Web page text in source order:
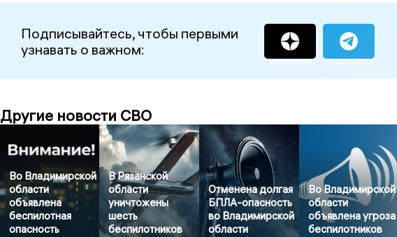
Подписывайтесь, чтобы первыми
узнавать о важном:
Другие новости СВО
Во Владимирской
области
объявлена
беспилотная
опасность
В Рязанской
области
уничтожены
шесть
беспилотников
Отменена долгая
БПЛА-опасность
во Владимирской
области
Во Владимирской
области
объявлена угроза
беспилотников